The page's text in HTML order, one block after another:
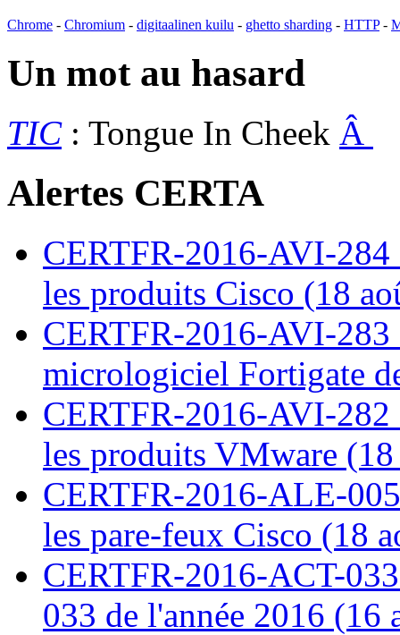
Chrome - Chromium - digitaalinen kuilu - ghetto sharding - HTTP-
Un mot au hasard
TIC: Tongue In Cheek Â
Alertes CERTA
CERTFR-2016-AVI-
les produits Cisco (18
CERTFR-2016-AVI-
micrologiciel Fortigate
CERTFR-2016-AVI-
les produits VMware
CERTFR-2016-ALE-
les pare-feux Cisco (18
CERTFR-2016-ACT-
033 de l'année 2016 (16